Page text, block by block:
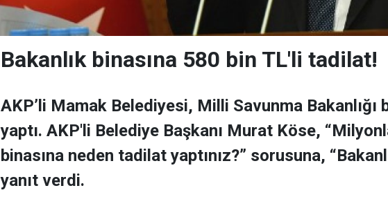
Bakanlık binasına 580 bin TL'li tadilat!
AKP’li Mamak Belediyesi, Milli Savunma Bakanlığı
yaptı. AKP'li Belediye Başkanı Murat Köse,
binasına neden tadilat yaptınız?” sorusuna,
yanıt verdi.